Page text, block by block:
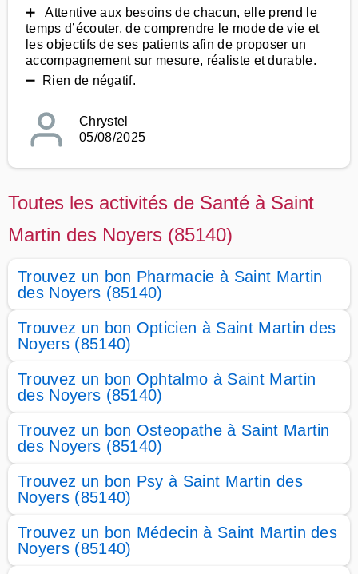
➕ Attentive aux besoins de chacun, elle prend le
temps d’écouter, de comprendre le mode de vie et
les objectifs de ses patients afin de proposer un
accompagnement sur mesure, réaliste et durable.
➖ Rien de négatif.
Chrystel
05/08/2025
Toutes les activités de Santé à Saint
Martin des Noyers (85140)
Trouvez un bon Pharmacie à Saint Martin
des Noyers (85140)
Trouvez un bon Opticien à Saint Martin des
Noyers (85140)
Trouvez un bon Ophtalmo à Saint Martin
des Noyers (85140)
Trouvez un bon Osteopathe à Saint Martin
des Noyers (85140)
Trouvez un bon Psy à Saint Martin des
Noyers (85140)
Trouvez un bon Médecin à Saint Martin des
Noyers (85140)